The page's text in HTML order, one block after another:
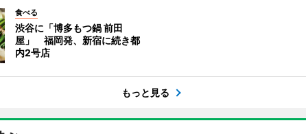
食べる
渋谷に「博多もつ鍋 前田
屋」 福岡発、新宿に続き都
内2号店
もっと見る